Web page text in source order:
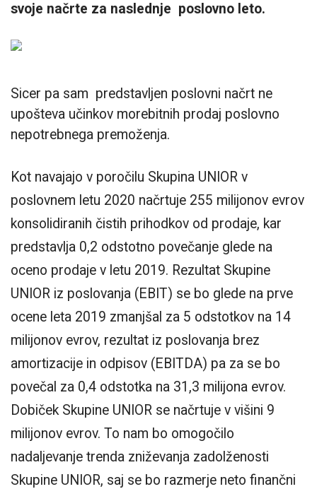
svoje načrte za naslednje poslovno leto.
Sicer pa sam predstavljen poslovni načrt ne
upošteva učinkov morebitnih prodaj poslovno
nepotrebnega premoženja.
Kot navajajo v poročilu Skupina UNIOR v
poslovnem letu 2020 načrtuje 255 milijonov evrov
konsolidiranih čistih prihodkov od prodaje, kar
predstavlja 0,2 odstotno povečanje glede na
oceno prodaje v letu 2019. Rezultat Skupine
UNIOR iz poslovanja (EBIT) se bo glede na prve
ocene leta 2019 zmanjšal za 5 odstotkov na 14
milijonov evrov, rezultat iz poslovanja brez
amortizacije in odpisov (EBITDA) pa za se bo
povečal za 0,4 odstotka na 31,3 milijona evrov.
Dobiček Skupine UNIOR se načrtuje v višini 9
milijonov evrov. To nam bo omogočilo
nadaljevanje trenda zniževanja zadolženosti
Skupine UNIOR, saj se bo razmerje neto finančni